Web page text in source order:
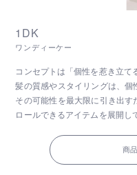
1DK
ワンディーケー
コンセプトは「個性を惹き立て
髪の質感やスタイリングは、
その可能性を最大限に引き出す
ロールできるアイテムを展開し
商